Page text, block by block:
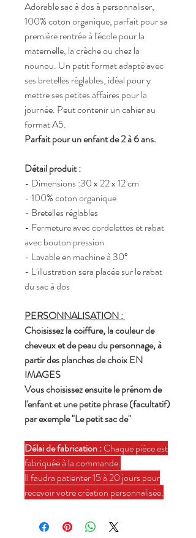
Adorable sac à dos à personnaliser,
100% coton organique, parfait pour sa
première rentrée à l'école pour la
maternelle, la crèche ou chez la
nounou. Un petit format adapté avec
ses bretelles réglables, idéal pour y
mettre ses petites affaires pour la
journée. Peut contenir un cahier au
format A5.
Parfait pour un enfant de 2 à 6 ans.
Détail produit :
- Dimensions :30 x 22 x 12 cm
- 100% coton organique
- Bretelles réglables
- Fermeture avec cordelettes et rabat
avec bouton pression
- Lavable en machine à 30°
- L'illustration sera placée sur le rabat
du sac à dos
PERSONNALISATION :
Choisissez la coiffure, la couleur de
cheveux et de peau du personnage, à
partir des planches de choix EN
IMAGES
Vous choisissez ensuite le prénom de
l'enfant et une petite phrase (facultatif)
par exemple "Le petit sac de"
Délai de fabrication :Chaque pièce est
fabriquée à la commande.
Il faudra patienter 15 à 20 jours pour
recevoir votre création personnalisée.